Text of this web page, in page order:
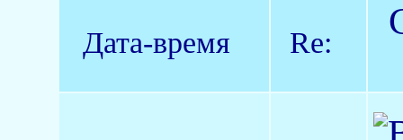
Дата-время Re: